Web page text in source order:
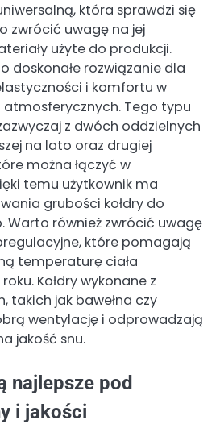
która sprawdzi się
zwrócić uwagę na jej
użyte do produkcji.
doskonałe rozwiązanie dla
i komfortu w
atmosferycznych. Tego typu
z dwóch oddzielnych
na lato oraz drugiej
można łączyć w
temu użytkownik ma
grubości kołdry do
Warto również zwrócić uwagę
które pomagają
temperaturę ciała
Kołdry wykonane z
takich jak bawełna czy
wentylację i odprowadzają
jakość snu.
najlepsze pod
i jakości